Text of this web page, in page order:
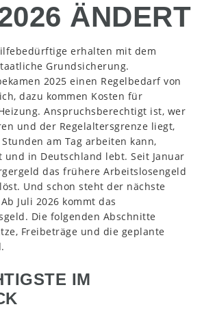
ÄNDERT
erhalten mit dem
Grundsicherung.
2025 einen Regelbedarf von
dazu kommen Kosten für
Anspruchsberechtigt ist, wer
und der Regelaltersgrenze liegt,
am Tag arbeiten kann,
in Deutschland lebt. Seit Januar
das frühere Arbeitslosengeld
Und schon steht der nächste
Juli 2026 kommt das
Die folgenden Abschnitte
Freibeträge und die geplante
IM